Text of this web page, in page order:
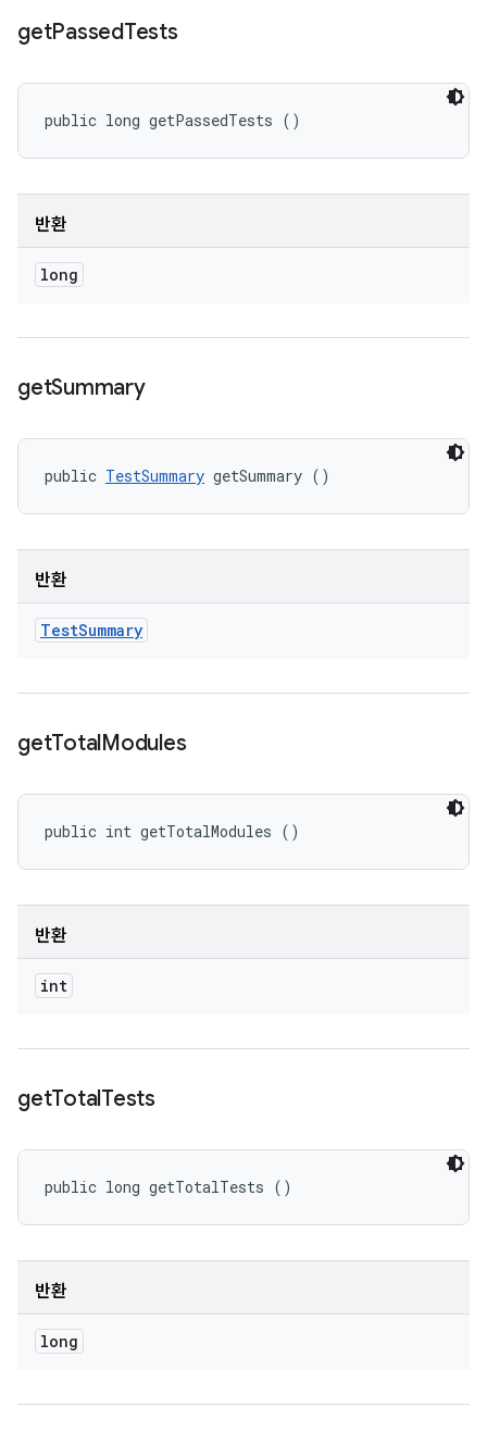
getPassedTests
public long getPassedTests ()
반환
long
getSummary
public TestSummary getSummary ()
반환
TestSummary
getTotalModules
public int getTotalModules ()
반환
int
getTotalTests
public long getTotalTests ()
반환
long